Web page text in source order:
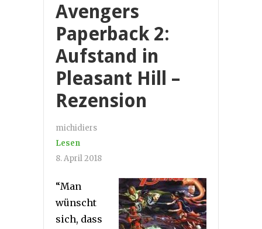
Avengers
Paperback 2:
Aufstand in
Pleasant Hill –
Rezension
michidiers
Lesen
8. April 2018
“Man
wünscht
sich, dass